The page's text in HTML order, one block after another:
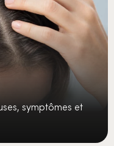
symptômes et